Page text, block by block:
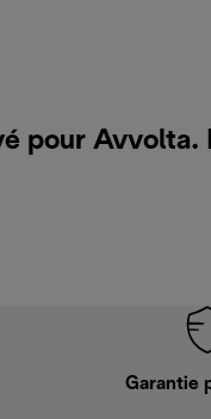
pour
Garantie